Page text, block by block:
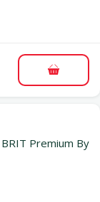
Premium By